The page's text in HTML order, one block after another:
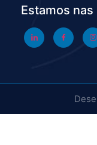
Estamos